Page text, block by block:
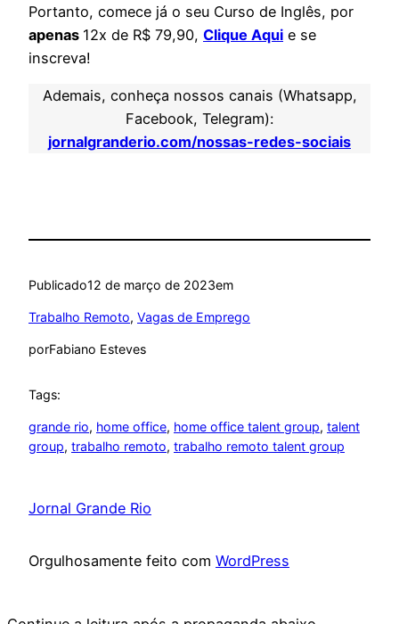
Portanto, comece já o seu Curso de Inglês, por
apenas 12x de R$ 79,90, Clique Aqui e se
inscreva!
Ademais, conheça nossos canais (Whatsapp,
Facebook, Telegram):
jornalgranderio.com/nossas-redes-sociais
Publicado12 de março de 2023em
Trabalho Remoto, Vagas de Emprego
porFabiano Esteves
Tags:
grande rio, home office, home office talent group, talent
group, trabalho remoto, trabalho remoto talent group
Jornal Grande Rio
Orgulhosamente feito com WordPress